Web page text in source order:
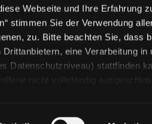
Webseite und Ihre Erfahrung
stimmen Sie der Verwendung
zu. Bitte beachten Sie, dass
eine Verarbeitung in
Datenschutzniveau) stattfinden
nicht vollständig